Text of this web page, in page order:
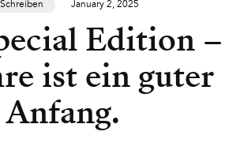
Schreiben January 2, 2025
Edition –
ist ein guter
Anfang.